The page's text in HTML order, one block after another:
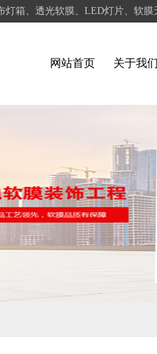
箱、透光软膜、LED灯片、软
网站首页 关于我们